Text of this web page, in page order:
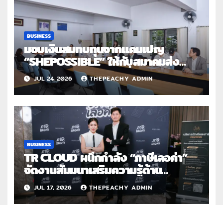
BUSINESS
มอบเงินสมทบทุนจากแคมเปญ
“SHEPOSSIBLE” ให้กับสมาคมส่ง
เสริมสถานภาพสตรีฯ เนื่องในวันสตรี
สากล 2569
JUL 24, 2026 THEPEACHY ADMIN
BUSINESS
TR CLOUD ผนึกกำลัง “ภาษีเลอค่า”
จัดงานสัมมนาเสริมความรู้ด้าน
บัญชี และภาษีสำหรับครีเอเตอร์ไทยใน
ยุคดิจิทัล
JUL 17, 2026 THEPEACHY ADMIN